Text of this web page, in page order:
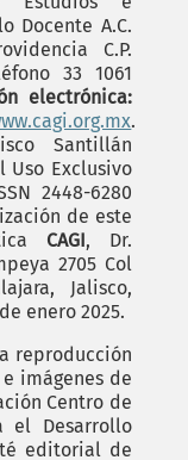
Docente A.C.
C.P.
33 1061
electrónica:
.
Santillán
Uso Exclusivo
2448-6280
de este
CAGI, Dr.
2705 Col
Jalisco,
enero 2025.
reproducción
imágenes de
Centro de
el Desarrollo
editorial de